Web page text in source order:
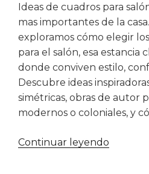
Ideas de cuadros para
mas importantes de la
exploramos cómo elegir
para el salón, esa estancia
donde conviven estilo,
Descubre ideas
simétricas, obras de autor
modernos o coloniales, y
Continuar leyendo